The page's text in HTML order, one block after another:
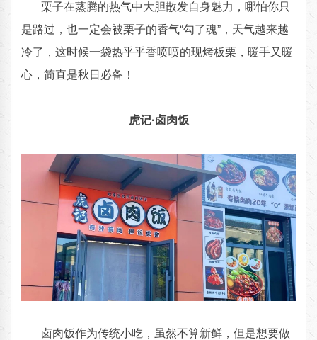
栗子在蒸腾的热气中大胆散发自身魅力，哪怕你只
是路过，也一定会被栗子的香气“勾了魂”，天气越来越
冷了，这时候一袋热乎乎香喷喷的现烤板栗，暖手又暖
心，简直是秋日必备！
虎记·卤肉饭
卤肉饭作为传统小吃，虽然不算新鲜，但是想要做